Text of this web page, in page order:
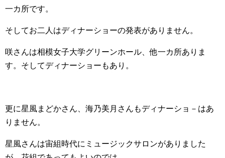
一カ所です。
そしてお二人はディナーショーの発表がありません。
咲さんは相模女子大学グリーンホール、他一カ所ありま
す。そしてディナーショーもあり。
更に星風まどかさん、海乃美月さんもディナーショ－はあ
りません。
星風さんは宙組時代にミュージックサロンがありました